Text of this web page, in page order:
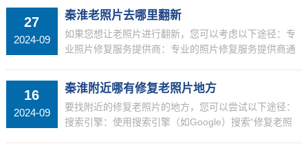
看其之前的作品样本，了解其修复和翻新的质量。选择
信誉好、...
27
2024-09
秦淮老照片去哪里翻新
如果您想让老照片进行翻新，您可以考虑以下途径：专
业照片修复服务提供商：专业的照片修复服务提供商通
老照片，并在必要时对照片进行翻新，使其看起来焕然
一新。当...
16
2024-09
秦淮附近哪有修复老照片地方
要找附近的修复老照片的地方，您可以尝试以下途径：
搜索引擎：使用搜索引擎（如Google）搜索“修复老照